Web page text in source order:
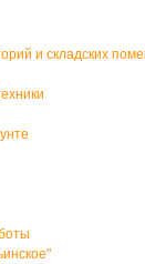
и складских